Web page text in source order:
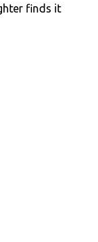
finds it